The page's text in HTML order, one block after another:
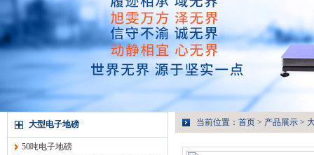
大型电子地磅
50吨电子地磅
当前位置： 首页 > 产品展示 >